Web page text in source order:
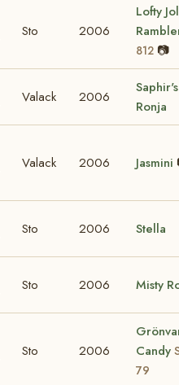
Sto 2006
Lofty
812 📷
Valack 2006
Saphir's
Ronja
Valack 2006 Jasmini
Sto 2006 Stella
Sto 2006 Misty
Sto 2006
Candy
79